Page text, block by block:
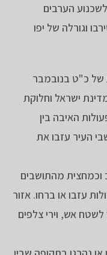
הערבים
וגורלה של יפו
של כ"ט בנובמבר
מדינת ישראל וחלוקת
האיבה בין
העיר עזבו את
וכמחצית מהתושבים
עזבו או ברחו. אזור
אש, וירי צלפים